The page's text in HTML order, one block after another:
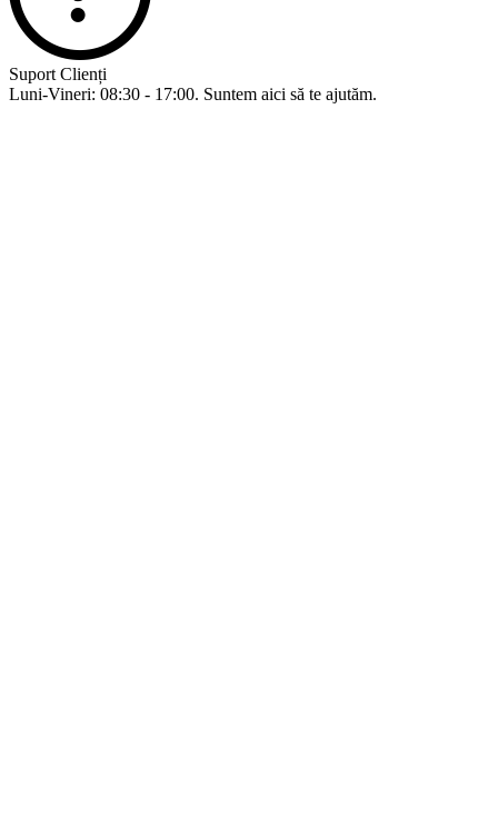
Suport Clienți
Luni-Vineri: 08:30 - 17:00. Suntem aici să te ajutăm.